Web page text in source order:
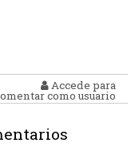
Accede para
como usuario